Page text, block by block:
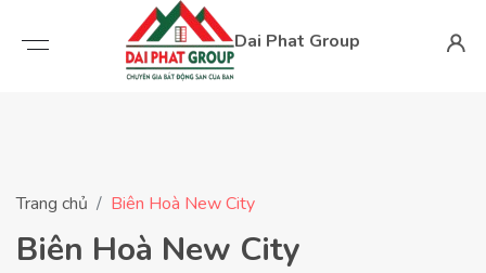
Dai Phat Group
Trang chủ Biên Hoà New City
Biên Hoà New City